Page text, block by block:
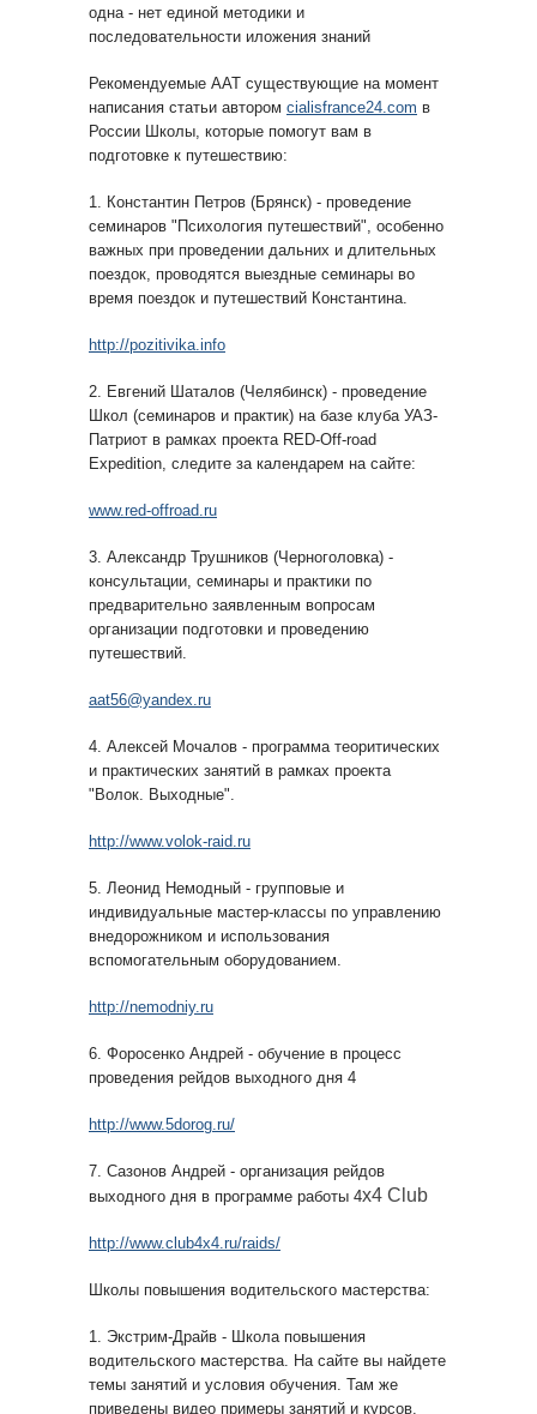
одна - нет единой методики и
последовательности иложения знаний
Рекомендуемые ААТ существующие на момент
написания статьи автором cialisfrance24.com в
России Школы, которые помогут вам в
подготовке к путешествию:
1. Константин Петров (Брянск) - проведение
семинаров "Психология путешествий", особенно
важных при проведении дальних и длительных
поездок, проводятся выездные семинары во
время поездок и путешествий Константина.
http://pozitivika.info
2. Евгений Шаталов (Челябинск) - проведение
Школ (семинаров и практик) на базе клуба УАЗ-
Патриот в рамках проекта RED-Off-road
Expedition, следите за календарем на сайте:
www.red-offroad.ru
3. Александр Трушников (Черноголовка) -
консультации, семинары и практики по
предварительно заявленным вопросам
организации подготовки и проведению
путешествий.
aat56@yandex.ru
4. Алексей Мочалов - программа теоритических
и практических занятий в рамках проекта
"Волок. Выходные".
http://www.volok-raid.ru
5. Леонид Немодный - групповые и
индивидуальные мастер-классы по управлению
внедорожником и использования
вспомогательным оборудованием.
http://nemodniy.ru
6. Форосенко Андрей - обучение в процесс
проведения рейдов выходного дня 4
http://www.5dorog.ru/
7. Сазонов Андрей - организация рейдов
выходного дня в программе работы 4х4 Club
http://www.club4x4.ru/raids/
Школы повышения водительского мастерства:
1. Экстрим-Драйв - Школа повышения
водительского мастерства. На сайте вы найдете
темы занятий и условия обучения. Там же
приведены видео примеры занятий и курсов.